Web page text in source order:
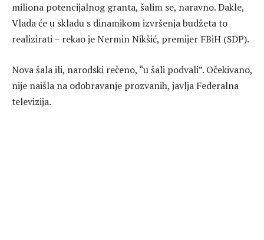
miliona potencijalnog granta, šalim se, naravno. Dakle,
Vlada će u skladu s dinamikom izvršenja budžeta to
realizirati – rekao je Nermin Nikšić, premijer FBiH (SDP).
Nova šala ili, narodski rečeno, “u šali podvali”. Očekivano,
nije naišla na odobravanje prozvanih, javlja Federalna
televizija.